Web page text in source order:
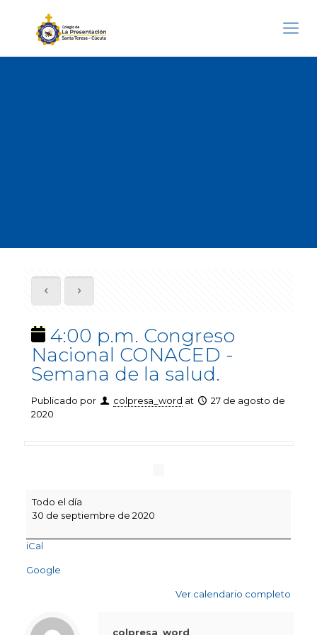
4:00 p.m. Congreso
Nacional CONACED -
Semana de la salud.
Publicado por colpresa_word at
27 de agosto de
2020
p.m.
Congreso
CONACED
Semana
salud.
Todo el día
30 de septiembre de 2020
iCal
Google
Ver calendario completo
colpresa_word